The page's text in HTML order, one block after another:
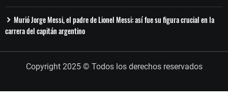
Murió Jorge Messi, el padre de Lionel Messi: así fue su figura crucial en la
carrera del capitán argentino
Copyright 2025 © Todos los derechos reservados